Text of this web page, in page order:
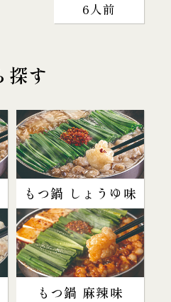
6人前
探す
もつ鍋 しょうゆ味
もつ鍋 麻辣味